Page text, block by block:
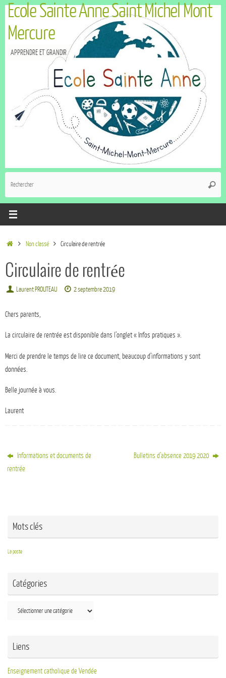
Ecole Sainte Anne Saint Michel Mont
Mercure
APPRENDRE ET GRANDIR
Non classé Circulaire de rentrée
Circulaire de rentrée
Laurent PROUTEAU 2 septembre 2019
Chers parents,
La circulaire de rentrée est disponible dans l’onglet « Infos pratiques ».
Merci de prendre le temps de lire ce document, beaucoup d’informations y sont
données.
Belle journée à vous.
Laurent
Informations et documents de
rentrée
Bulletins d’absence 2019 2020
Mots clés
La poste
Catégories
Liens
Enseignement catholique de Vendée